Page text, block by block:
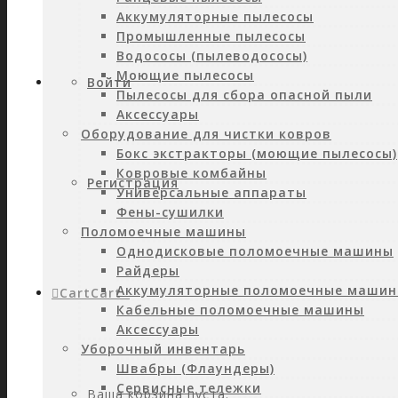
Войти
Регистрация
CartCart0
Ваша корзина пуста.
Аккумуляторные пылесосы
Промышленные пылесосы
Водососы (пылеводососы)
Моющие пылесосы
Пылесосы для сбора опасной пыли
Аксессуары
Оборудование для чистки ковров
Бокс экстракторы (моющие пылесосы)
Ковровые комбайны
Универсальные аппараты
Фены-сушилки
Поломоечные машины
Однодисковые поломоечные машины
Райдеры
Аккумуляторные поломоечные
Кабельные поломоечные машины
Аксессуары
Уборочный инвентарь
Швабры (Флаундеры)
Сервисные тележки